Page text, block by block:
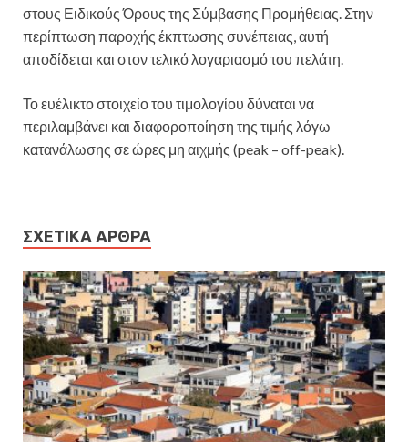
στους Ειδικούς Όρους της Σύμβασης Προμήθειας. Στην
περίπτωση παροχής έκπτωσης συνέπειας, αυτή
αποδίδεται και στον τελικό λογαριασμό του πελάτη.
Το ευέλικτο στοιχείο του τιμολογίου δύναται να
περιλαμβάνει και διαφοροποίηση της τιμής λόγω
κατανάλωσης σε ώρες μη αιχμής (peak – off-peak).
ΣΧΕΤΙΚΆ ΆΡΘΡΑ